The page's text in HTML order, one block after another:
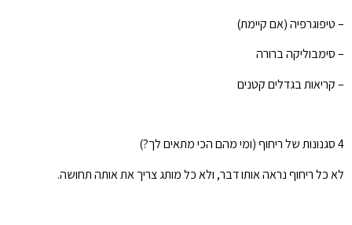
– טיפוגרפיה (אם קיימת)
– סימבוליקה ברורה
– קריאות בגדלים קטנים
4 סגנונות של ריחוף (ומי מהם הכי מתאים לך?)
לא כל ריחוף נראה אותו דבר, ולא כל מותג צריך את אותה תחושה.